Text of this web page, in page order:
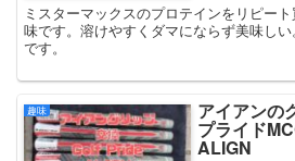
ミスターマックスのプロテインをリピー
味です。溶けやすくダマにならず美味し
です。
趣味 アイアンの
プライド
ALIGN